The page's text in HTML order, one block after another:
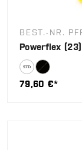
BEST.-NR.
Powerflex
79,60 €*